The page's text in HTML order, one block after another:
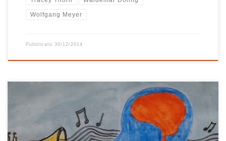
Wolfgang Meyer
Pubblicato 30/12/2014
Sono canzoni di rara bellezza quelle raccolte in Let The Music
Breathe, la prima playlist del 2013 di Radio Casa Bastiano.